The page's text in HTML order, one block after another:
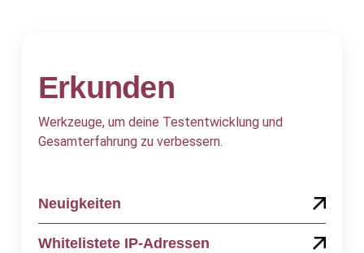
Erkunden
Werkzeuge, um deine Testentwicklung und
Gesamterfahrung zu verbessern.
Neuigkeiten
Whitelistete IP-Adressen